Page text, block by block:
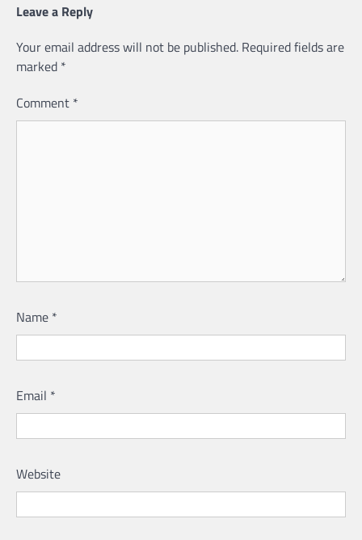
Leave a Reply
Your email address will not be published. Required fields are
marked *
Comment *
Name *
Email *
Website